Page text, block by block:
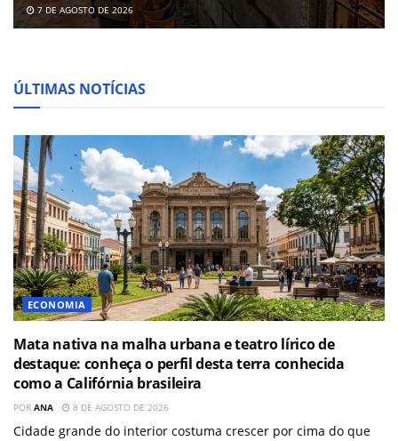
7 DE AGOSTO DE 2026
ÚLTIMAS NOTÍCIAS
ECONOMIA
Mata nativa na malha urbana e teatro lírico de
destaque: conheça o perfil desta terra conhecida
como a Califórnia brasileira
POR ANA 8 DE AGOSTO DE 2026
Cidade grande do interior costuma crescer por cima do que